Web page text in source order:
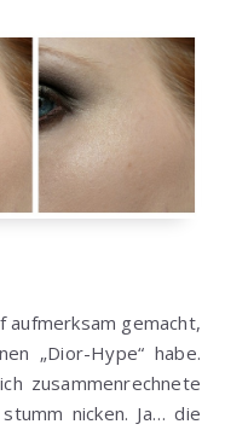
aufmerksam gemacht,
„Dior-Hype“ habe.
zusammenrechnete
nicken. Ja… die